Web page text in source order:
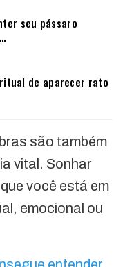
seu pássaro
de aparecer rato
são também
vital. Sonhar
você está em
emocional ou